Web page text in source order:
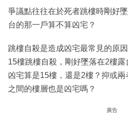
爭議點往往在於死者跳樓時剛好
台的那一戶算不算凶宅？
跳樓自殺是造成凶宅最常見的原
15樓跳樓自殺，剛好墜落在2樓
凶宅算是15樓，還是2樓？抑或
之間的樓層也是凶宅嗎？
廣告